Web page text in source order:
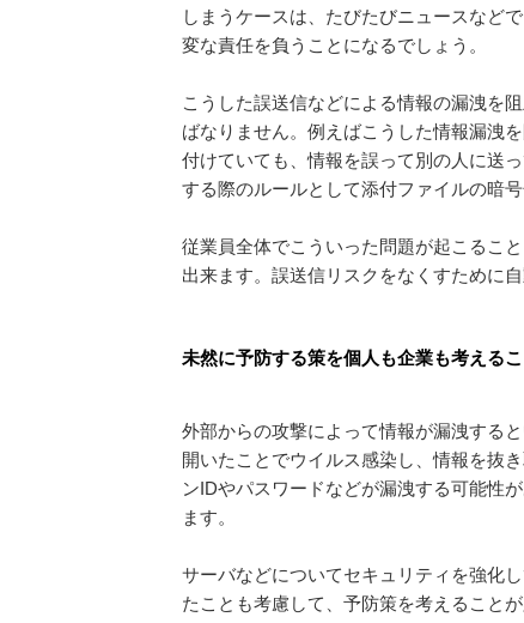
しまうケースは、たびたびニュースなど
変な責任を負うことになるでしょう。
こうした誤送信などによる情報の漏洩を
ばなりません。例えばこうした情報漏洩
付けていても、情報を誤って別の人に送
する際のルールとして添付ファイルの暗
従業員全体でこういった問題が起こるこ
出来ます。誤送信リスクをなくすために
未然に予防する策を個人も企業も考える
外部からの攻撃によって情報が漏洩する
開いたことでウイルス感染し、情報を抜
ンIDやパスワードなどが漏洩する可能性
ます。
サーバなどについてセキュリティを強化
たことも考慮して、予防策を考えることが